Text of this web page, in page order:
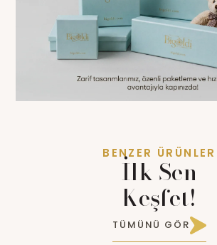
BENZER ÜRÜNLER
İlk Sen
Keşfet!
TÜMÜNÜ GÖR